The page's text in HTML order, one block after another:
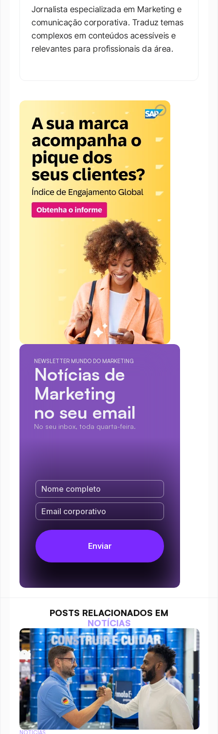
Jornalista especializada em Marketing e
comunicação corporativa. Traduz temas
complexos em conteúdos acessíveis e
relevantes para profissionais da área.​
NEWSLETTER MUNDO DO MARKETING
Notícias de
Marketing
no seu email
No seu inbox, toda quarta-feira.
POSTS RELACIONADOS EM
NOTÍCIAS
NOTÍCIAS